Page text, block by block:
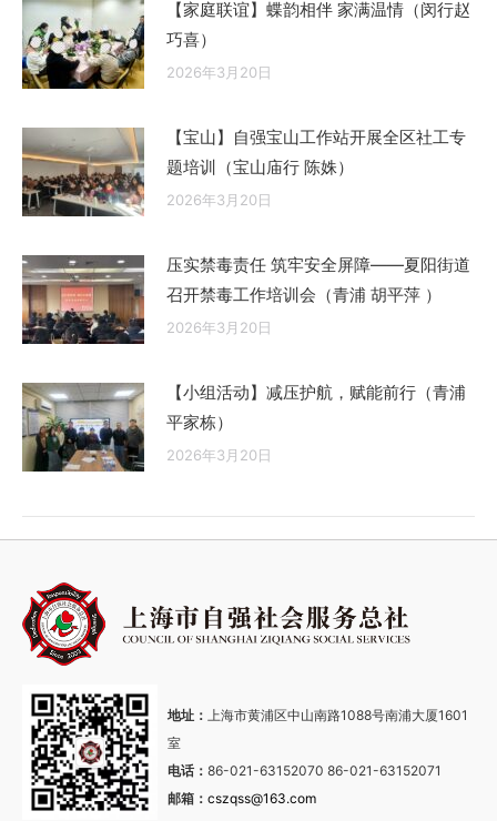
【家庭联谊】蝶韵相伴 家满温情（闵行赵
巧喜）
2026年3月20日
【宝山】自强宝山工作站开展全区社工专
题培训（宝山庙行 陈姝）
2026年3月20日
压实禁毒责任 筑牢安全屏障——夏阳街道
召开禁毒工作培训会（青浦 胡平萍 ）
2026年3月20日
【小组活动】减压护航，赋能前行（青浦
平家栋）
2026年3月20日
地址： 上海市黄浦区中山南路1088号南浦大厦1601
室
电话： 86-021-63152070 86-021-63152071
邮箱： cszqss@163.com